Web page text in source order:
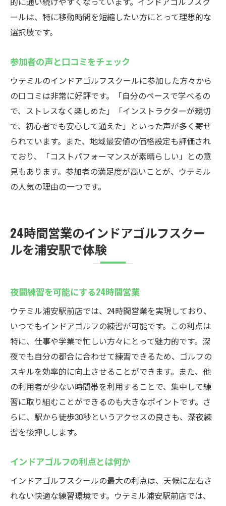
ウテミルの設備の魅力とは
通いやすい場所にある浦安駅のウテミルインド
アクセスの良さが人気の理由
便利な位置にあるスクールの魅力
駅近で便利な立地条件を解説
通いやすさがもたらすメリット
初心者に最適な通いやすい環境
アクセスの良さが選ばれる理由
ールは、特に移動時間を短縮したい方にとって理想的な
選択肢です。
参加者の声と口コミをチェック
ウテミルのインドアゴルフスクールに参加した方々から
の口コミは非常に好評です。「自分のペースで学べるの
で、ストレスなく楽しめた」「インストラクターが親切
で、初心者でも安心して通えた」といった声が多く寄せ
られています。また、地域最安値の価格設定も評価され
ており、「コストパフォーマンスが素晴らしい」との意
見もあります。参加者の満足度が高いことが、ウテミル
の人気の理由の一つです。
24時間営業のインドアゴルフスクー
ルを浦安駅で体験
夜間練習を可能にする24時間営業
ウテミル浦安駅前店では、24時間営業を実現しており、
いつでもインドアゴルフの練習が可能です。この利点は
特に、仕事や学業で忙しい方々にとって魅力的です。深
夜でも自分の都合に合わせて練習できるため、ゴルフの
スキルを効率的に向上させることができます。また、他
の利用者が少ない時間帯を利用することで、集中して練
習に取り組むことができるのも大きなポイントです。さ
らに、駅から徒歩30秒というアクセスの良さも、深夜練
習を後押しします。
インドアゴルフの利点とは何か
インドアゴルフスクールの最大の利点は、天候に左右さ
れない快適な練習環境です。ウテミル浦安駅前店では、